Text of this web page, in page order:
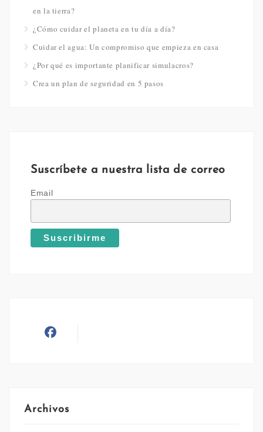
en la tierra?
¿Cómo cuidar el planeta en tu día a día?
Cuidar el agua: Un compromiso que empieza en casa
¿Por qué es importante planificar simulacros?
Crea un plan de seguridad en 5 pasos
Suscríbete a nuestra lista de correo
Email
Archivos